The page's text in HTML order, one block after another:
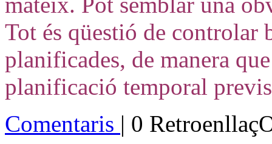
Tot és qüestió de controlar
planificades, de manera
planificació temporal
Comentaris | 0